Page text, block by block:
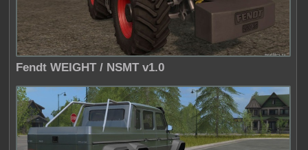
Fendt WEIGHT / NSMT v1.0